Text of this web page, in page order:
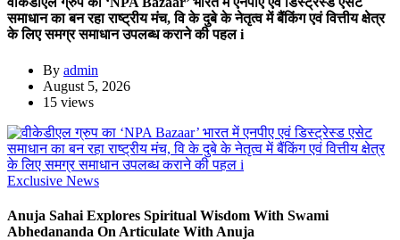
समाधान का बन रहा राष्ट्रीय मंच, वि के दुबे के नेतृत्व में बैंकिंग एवं वित्तीय क्षेत्र
के लिए समग्र समाधान उपलब्ध कराने की पहल i
By admin
August 5, 2026
15 views
Exclusive News
Anuja Sahai Explores Spiritual Wisdom With Swami
Abhedananda On Articulate With Anuja